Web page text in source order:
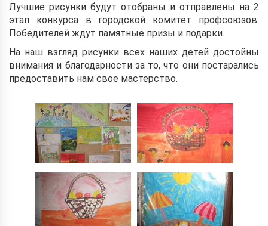
Лучшие рисунки будут отобраны и отправлены на 2
этап конкурса в городской комитет профсоюзов.
Победителей ждут памятные призы и подарки.
На наш взгляд рисунки всех наших детей достойны
внимания и благодарности за то, что они постарались
предоставить нам свое мастерство.